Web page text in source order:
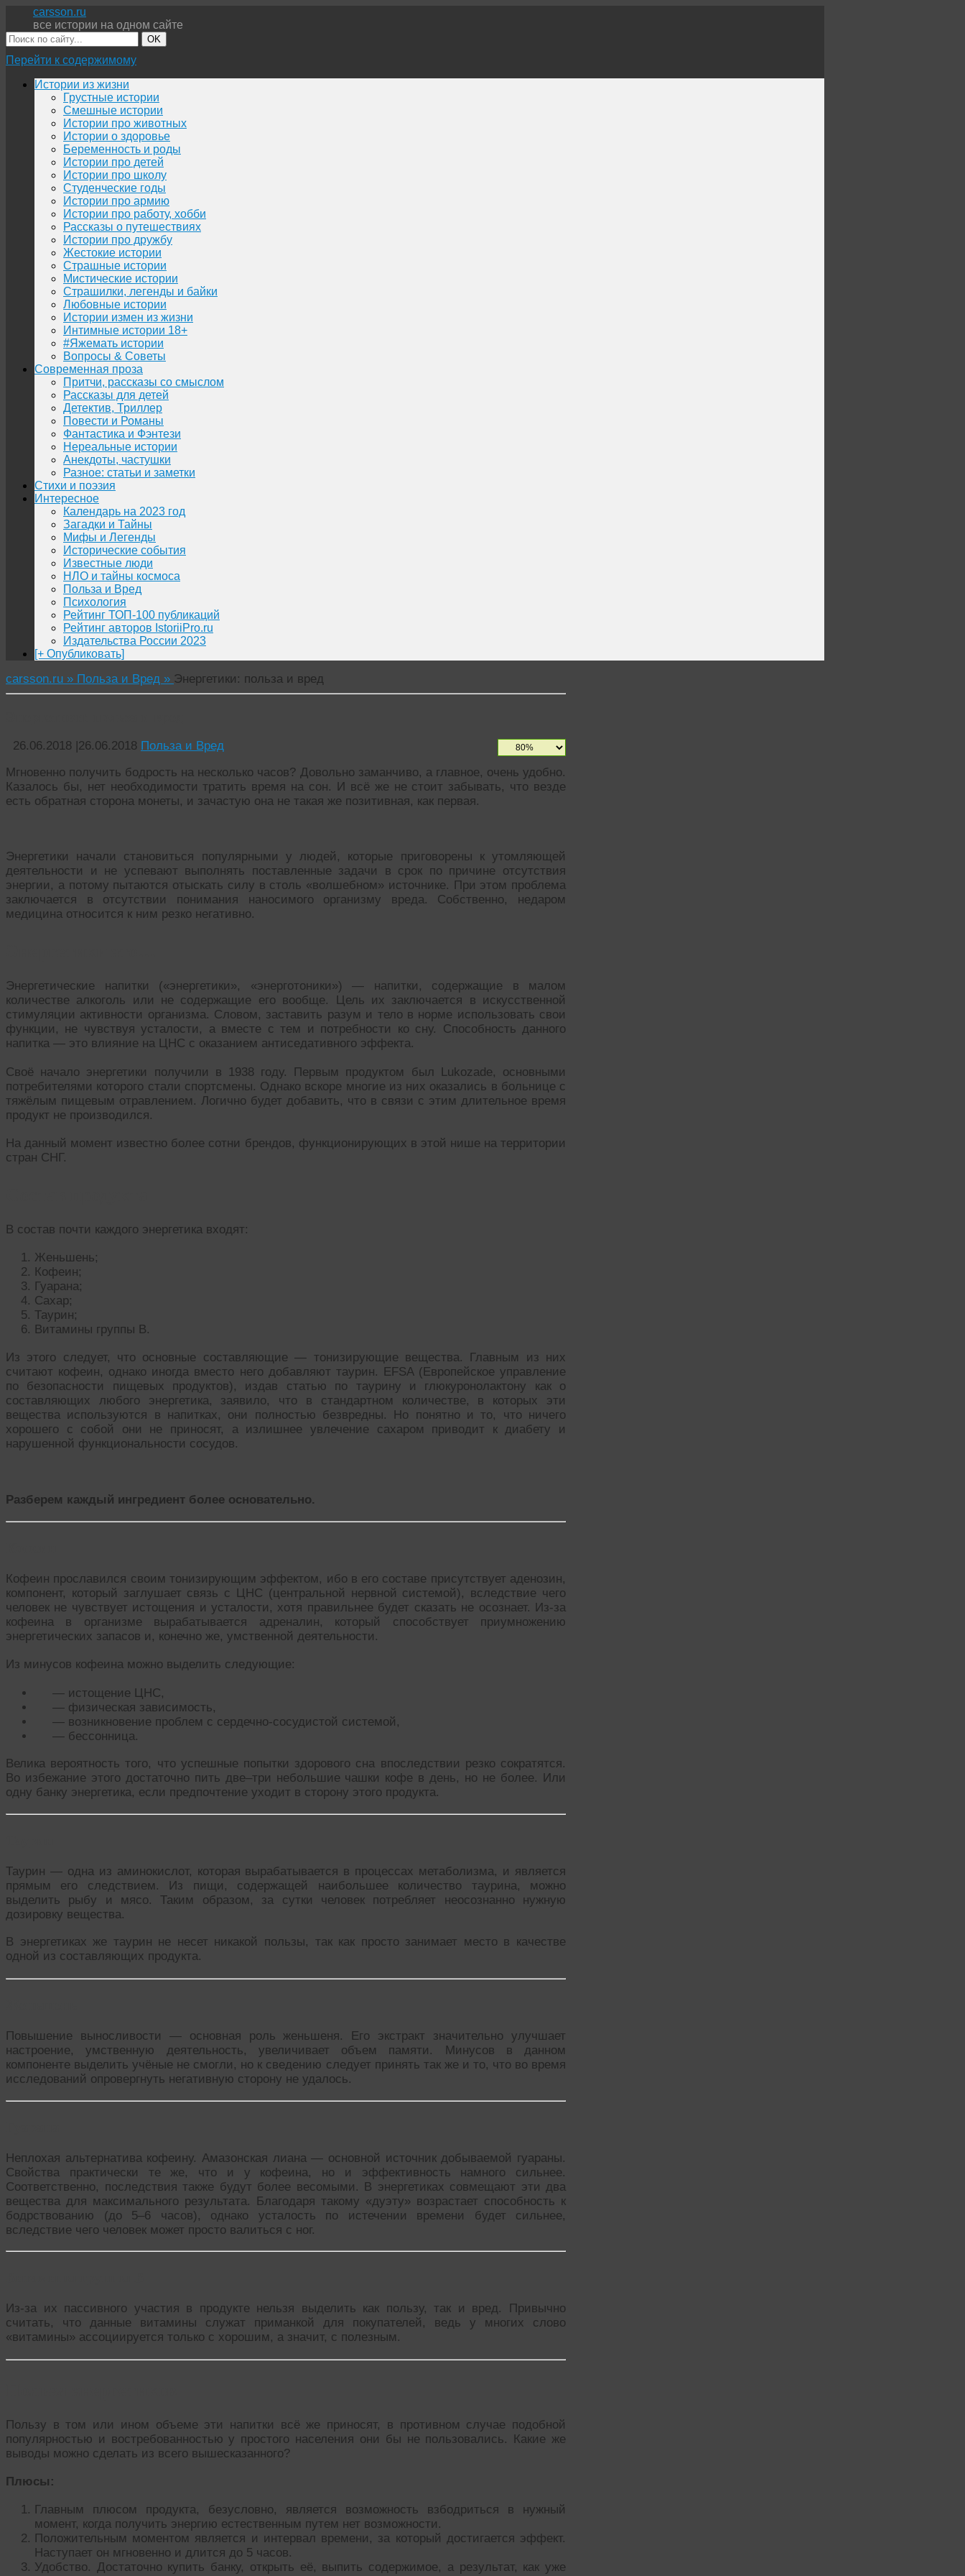
carsson.ru
все истории на одном сайте
OK
Перейти к содержимому
Истории из жизни
Грустные истории
Смешные истории
Истории про животных
Истории о здоровье
Беременность и роды
Истории про детей
Истории про школу
Студенческие годы
Истории про армию
Истории про работу, хобби
Рассказы о путешествиях
Истории про дружбу
Жестокие истории
Страшные истории
Мистические истории
Страшилки, легенды и байки
Любовные истории
Истории измен из жизни
Интимные истории 18+
#Яжемать истории
Вопросы & Советы
Современная проза
Притчи, рассказы со смыслом
Рассказы для детей
Детектив, Триллер
Повести и Романы
Фантастика и Фэнтези
Нереальные истории
Анекдоты, частушки
Разное: статьи и заметки
Стихи и поэзия
Интересное
Календарь на 2023 год
Загадки и Тайны
Мифы и Легенды
Исторические события
Известные люди
НЛО и тайны космоса
Польза и Вред
Психология
Рейтинг ТОП-100 публикаций
Рейтинг авторов IstoriiPro.ru
Издательства России 2023
[+ Опубликовать]
carsson.ru » Польза и Вред » Энергетики: польза и вред
26.06.2018 |26.06.2018 Польза и Вред
Мгновенно получить бодрость на несколько часов? Довольно заманчиво, а главное, очень удобно.
Казалось бы, нет необходимости тратить время на сон. И всё же не стоит забывать, что везде
есть обратная сторона монеты, и зачастую она не такая же позитивная, как первая.
Энергетики начали становиться популярными у людей, которые приговорены к утомляющей
деятельности и не успевают выполнять поставленные задачи в срок по причине отсутствия
энергии, а потому пытаются отыскать силу в столь «волшебном» источнике. При этом проблема
заключается в отсутствии понимания наносимого организму вреда. Собственно, недаром
медицина относится к ним резко негативно.
Энергетические напитки («энергетики», «энерготоники») — напитки, содержащие в малом
количестве алкоголь или не содержащие его вообще. Цель их заключается в искусственной
стимуляции активности организма. Словом, заставить разум и тело в норме использовать свои
функции, не чувствуя усталости, а вместе с тем и потребности ко сну. Способность данного
напитка — это влияние на ЦНС с оказанием антиседативного эффекта.
Своё начало энергетики получили в 1938 году. Первым продуктом был Lukozade, основными
потребителями которого стали спортсмены. Однако вскоре многие из них оказались в больнице с
тяжёлым пищевым отравлением. Логично будет добавить, что в связи с этим длительное время
продукт не производился.
На данный момент известно более сотни брендов, функционирующих в этой нише на территории
стран СНГ.
В состав почти каждого энергетика входят:
Женьшень;
Кофеин;
Гуарана;
Сахар;
Таурин;
Витамины группы В.
Из этого следует, что основные составляющие — тонизирующие вещества. Главным из них
считают кофеин, однако иногда вместо него добавляют таурин. EFSA (Европейское управление
по безопасности пищевых продуктов), издав статью по таурину и глюкуронолактону как о
составляющих любого энергетика, заявило, что в стандартном количестве, в которых эти
вещества используются в напитках, они полностью безвредны. Но понятно и то, что ничего
хорошего с собой они не приносят, а излишнее увлечение сахаром приводит к диабету и
нарушенной функциональности сосудов.
Разберем каждый ингредиент более основательно.
Кофеин прославился своим тонизирующим эффектом, ибо в его составе присутствует аденозин,
компонент, который заглушает связь с ЦНС (центральной нервной системой), вследствие чего
человек не чувствует истощения и усталости, хотя правильнее будет сказать не осознает. Из-за
кофеина в организме вырабатывается адреналин, который способствует приумножению
энергетических запасов и, конечно же, умственной деятельности.
Из минусов кофеина можно выделить следующие:
— истощение ЦНС,
— физическая зависимость,
— возникновение проблем с сердечно-сосудистой системой,
— бессонница.
Велика вероятность того, что успешные попытки здорового сна впоследствии резко сократятся.
Во избежание этого достаточно пить две–три небольшие чашки кофе в день, но не более. Или
одну банку энергетика, если предпочтение уходит в сторону этого продукта.
Таурин — одна из аминокислот, которая вырабатывается в процессах метаболизма, и является
прямым его следствием. Из пищи, содержащей наибольшее количество таурина, можно
выделить рыбу и мясо. Таким образом, за сутки человек потребляет неосознанно нужную
дозировку вещества.
В энергетиках же таурин не несет никакой пользы, так как просто занимает место в качестве
одной из составляющих продукта.
Повышение выносливости — основная роль женьшеня. Его экстракт значительно улучшает
настроение, умственную деятельность, увеличивает объем памяти. Минусов в данном
компоненте выделить учёные не смогли, но к сведению следует принять так же и то, что во время
исследований опровергнуть негативную сторону не удалось.
Неплохая альтернатива кофеину. Амазонская лиана — основной источник добываемой гуараны.
Свойства практически те же, что и у кофеина, но и эффективность намного сильнее.
Соответственно, последствия также будут более весомыми. В энергетиках совмещают эти два
вещества для максимального результата. Благодаря такому «дуэту» возрастает способность к
бодрствованию (до 5–6 часов), однако усталость по истечении времени будет сильнее,
вследствие чего человек может просто валиться с ног.
Из-за их пассивного участия в продукте нельзя выделить как пользу, так и вред. Привычно
считать, что данные витамины служат приманкой для покупателей, ведь у многих слово
«витамины» ассоциируется только с хорошим, а значит, с полезным.
Пользу в том или ином объеме эти напитки всё же приносят, в противном случае подобной
популярностью и востребованностью у простого населения они бы не пользовались. Какие же
выводы можно сделать из всего вышесказанного?
Плюсы:
Главным плюсом продукта, безусловно, является возможность взбодриться в нужный
момент, когда получить энергию естественным путем нет возможности.
Положительным моментом является и интервал времени, за который достигается эффект.
Наступает он мгновенно и длится до 5 часов.
Удобство. Достаточно купить банку, открыть её, выпить содержимое, а результат, как уже